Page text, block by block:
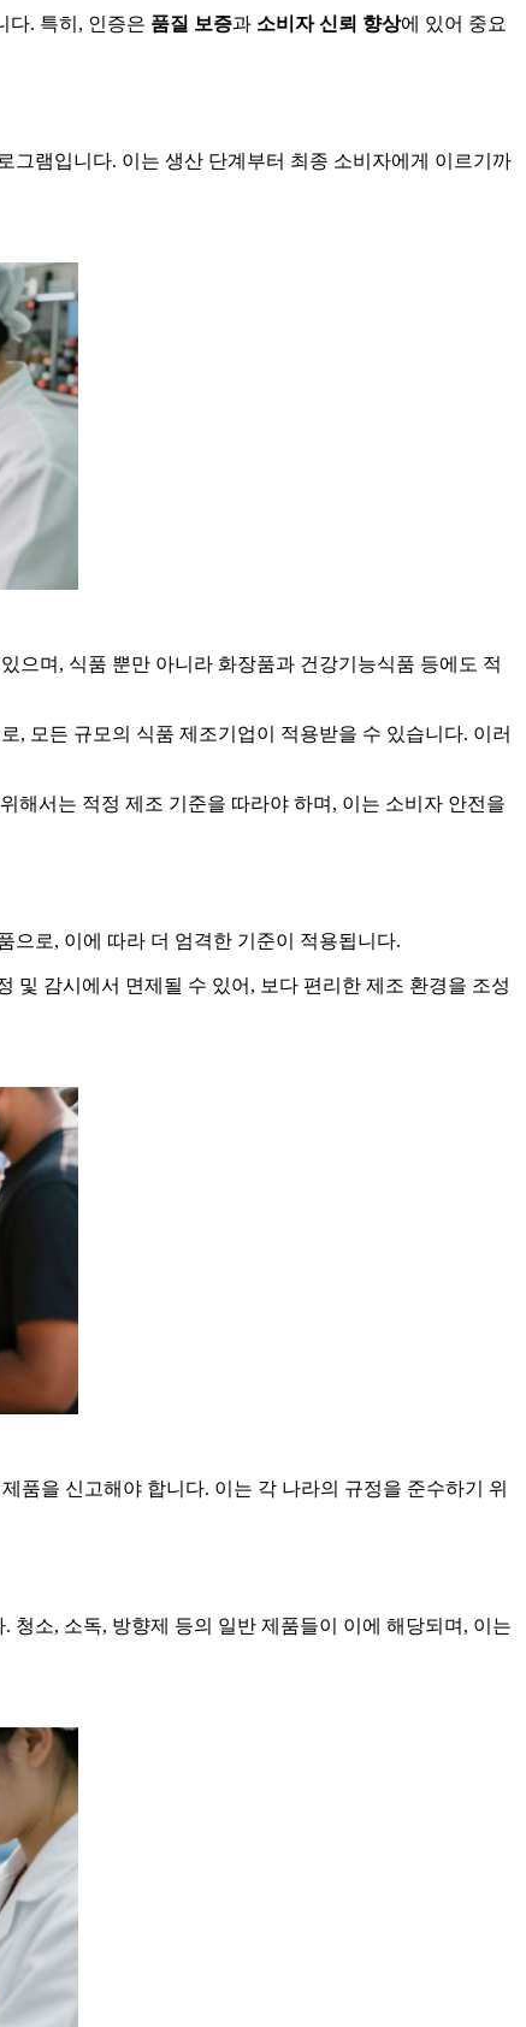
다. 특히, 인증은 품질 보증과 소비자 신뢰 향상에 있어 중요
그램입니다. 이는 생산 단계부터 최종 소비자에게 이르기까
으며, 식품 뿐만 아니라 화장품과 건강기능식품 등에도 적
, 모든 규모의 식품 제조기업이 적용받을 수 있습니다. 이러
해서는 적정 제조 기준을 따라야 하며, 이는 소비자 안전을
으로, 이에 따라 더 엄격한 기준이 적용됩니다.
및 감시에서 면제될 수 있어, 보다 편리한 제조 환경을 조성
품을 신고해야 합니다. 이는 각 나라의 규정을 준수하기 위
소, 소독, 방향제 등의 일반 제품들이 이에 해당되며, 이는